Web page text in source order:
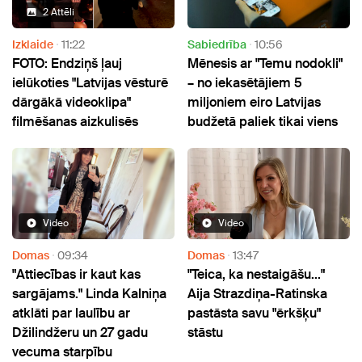
2 Attēli
Izklaide 11:22
FOTO: Endziņš ļauj
ielūkoties "Latvijas vēsturē
dārgākā videoklipa"
filmēšanas aizkulisēs
Sabiedrība 10:56
Mēnesis ar "Temu nodokli"
– no iekasētājiem 5
miljoniem eiro Latvijas
budžetā paliek tikai viens
Video
Domas 09:34
"Attiecības ir kaut kas
sargājams." Linda Kalniņa
atklāti par laulību ar
Džilindžeru un 27 gadu
vecuma starpību
Video
Domas 13:47
"Teica, ka nestaigāšu..."
Aija Strazdiņa-Ratinska
pastāsta savu "ērkšķu"
stāstu